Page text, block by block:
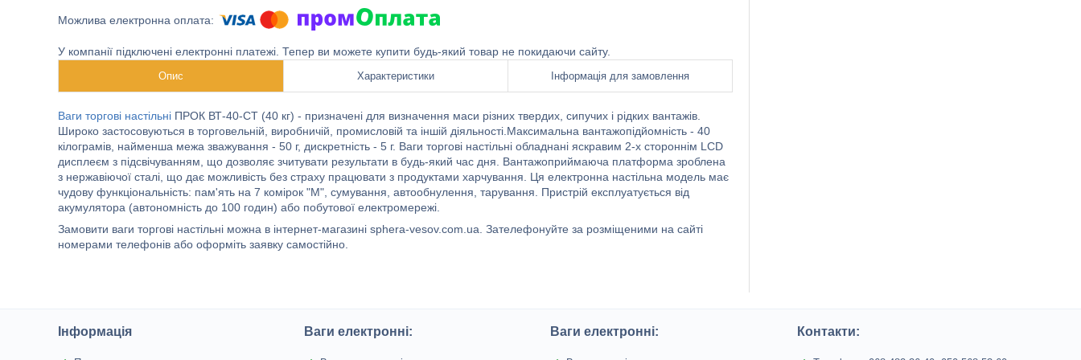
У компанії підключені електронні платежі. Тепер ви можете купити будь-який товар не покидаючи сайту.
Опис Характеристики Інформація для замовлення
Ваги торгові настільні ПРОК ВТ-40-СТ (40 кг) - призначені для визначення маси різних твердих, сипучих і рідких вантажів.
Широко застосовуються в торговельній, виробничій, промисловій та іншій діяльності.Максимальна вантажопідйомність - 40
кілограмів, найменша межа зважування - 50 г, дискретність - 5 г. Ваги торгові настільні обладнані яскравим 2-х стороннім LCD
дисплеєм з підсвічуванням, що дозволяє зчитувати результати в будь-який час дня. Вантажоприймаюча платформа зроблена
з нержавіючої сталі, що дає можливість без страху працювати з продуктами харчування. Ця електронна настільна модель має
чудову функціональність: пам'ять на 7 комірок "М", сумування, автообнулення, тарування. Пристрій експлуатується від
акумулятора (автономність до 100 годин) або побутової електромережі.
Замовити ваги торгові настільні можна в інтернет-магазині sphera-vesov.com.ua. Зателефонуйте за розміщеними на сайті
номерами телефонів або оформіть заявку самостійно.
Інформація Ваги електронні: Ваги електронні: Контакти: